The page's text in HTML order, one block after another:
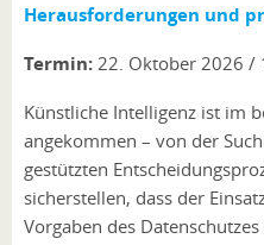
Herausforderungen und
Termin: 22. Oktober 2026 /
Künstliche Intelligenz ist im
angekommen – von der
gestützten
sicherstellen, dass der
Vorgaben des